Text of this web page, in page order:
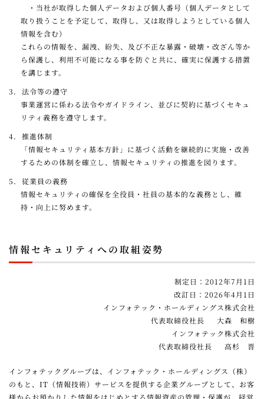
・当社が取得した個人データおよび個人番号（個人データとして
取り扱うことを予定して、取得し、又は取得しようとしている個人
情報を含む）
これらの情報を、漏洩、紛失、及び不正な暴露・破壊・改ざん等か
ら保護し、利用不可能になる事を防ぐと共に、確実に保護する措置
を講じます。
3．
法令等の遵守
事業運営に係わる法令やガイドライン、並びに契約に基づくセキュ
リティ義務を遵守します。
4． 推進体制
「情報セキュリティ基本方針」に基づく活動を継続的に実施・改善
するための体制を確立し、情報セキュリティの推進を図ります。
5． 従業員の義務
情報セキュリティの確保を全役員・社員の基本的な義務とし、維
持・向上に努めます。
情報セキュリティへの取組姿勢
制定日：2012年7月1日
改訂日：2026年4月1日
インフォテック・ホールディングス株式会社
代表取締役社長 大森 和樹
インフォテック株式会社
代表取締役社長 高杉 晋
インフォテックグループは、インフォテック・ホールディングス（株）
のもと、IT（情報技術）サービスを提供する企業グループとして、お客
様からお預かりした情報をはじめとする情報資産の管理・保護が、経営